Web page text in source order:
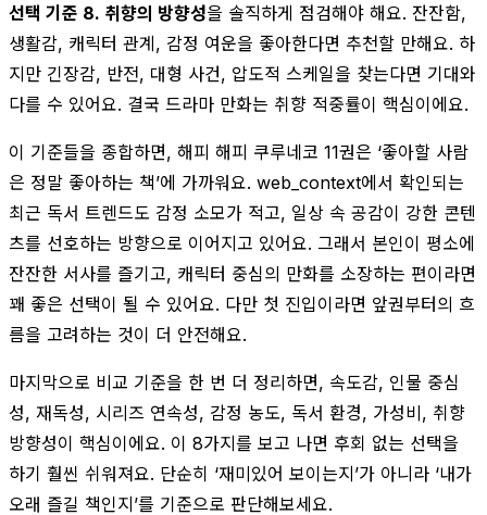
선택 기준 8. 취향의 방향성을 솔직하게 점검해야 해요. 잔잔함,
생활감, 캐릭터 관계, 감정 여운을 좋아한다면 추천할 만해요. 하
지만 긴장감, 반전, 대형 사건, 압도적 스케일을 찾는다면 기대와
다를 수 있어요. 결국 드라마 만화는 취향 적중률이 핵심이에요.
이 기준들을 종합하면, 해피 해피 쿠루네코 11권은 ‘좋아할 사람
은 정말 좋아하는 책’에 가까워요. web_context에서 확인되는
최근 독서 트렌드도 감정 소모가 적고, 일상 속 공감이 강한 콘텐
츠를 선호하는 방향으로 이어지고 있어요. 그래서 본인이 평소에
잔잔한 서사를 즐기고, 캐릭터 중심의 만화를 소장하는 편이라면
꽤 좋은 선택이 될 수 있어요. 다만 첫 진입이라면 앞권부터의 흐
름을 고려하는 것이 더 안전해요.
마지막으로 비교 기준을 한 번 더 정리하면, 속도감, 인물 중심
성, 재독성, 시리즈 연속성, 감정 농도, 독서 환경, 가성비, 취향
방향성이 핵심이에요. 이 8가지를 보고 나면 후회 없는 선택을
하기 훨씬 쉬워져요. 단순히 ‘재미있어 보이는지’가 아니라 ‘내가
오래 즐길 책인지’를 기준으로 판단해보세요.